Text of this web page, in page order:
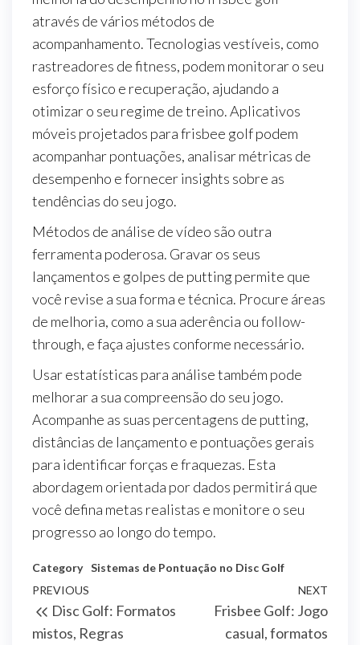
através de vários métodos de
acompanhamento. Tecnologias vestíveis, como
rastreadores de fitness, podem monitorar o seu
esforço físico e recuperação, ajudando a
otimizar o seu regime de treino. Aplicativos
móveis projetados para frisbee golf podem
acompanhar pontuações, analisar métricas de
desempenho e fornecer insights sobre as
tendências do seu jogo.
Métodos de análise de vídeo são outra
ferramenta poderosa. Gravar os seus
lançamentos e golpes de putting permite que
você revise a sua forma e técnica. Procure áreas
de melhoria, como a sua aderência ou follow-
through, e faça ajustes conforme necessário.
Usar estatísticas para análise também pode
melhorar a sua compreensão do seu jogo.
Acompanhe as suas percentagens de putting,
distâncias de lançamento e pontuações gerais
para identificar forças e fraquezas. Esta
abordagem orientada por dados permitirá que
você defina metas realistas e monitore o seu
progresso ao longo do tempo.
Category Sistemas de Pontuação no Disc Golf
Post
navigation
Previous
Post
PREVIOUS
Disc Golf: Formatos
mistos, Regras
Post
NEXT
Frisbee Golf: Jogo
casual, formatos